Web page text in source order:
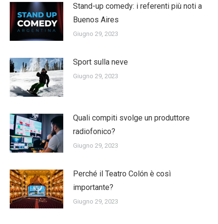
Stand-up comedy: i referenti più noti a
Buenos Aires
Giugno 29, 2023
Sport sulla neve
Giugno 29, 2023
Quali compiti svolge un produttore
radiofonico?
Giugno 29, 2023
Perché il Teatro Colón è così
importante?
Giugno 29, 2023